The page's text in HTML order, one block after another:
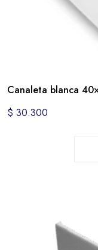
Canaleta blanca
$ 30.300